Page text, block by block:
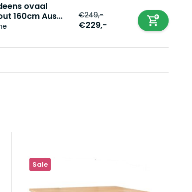
ovaal
160cm Aus...
€249,-
€229,-
Sale